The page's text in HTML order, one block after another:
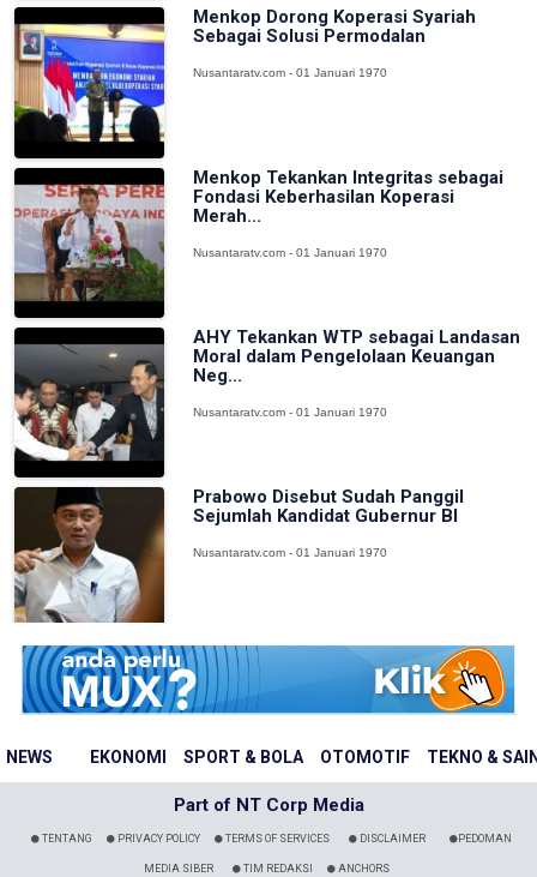
NEWS EKONOMI SPORT & BOLA OTOMOTIF TEKNO &
Menkop Dorong Koperasi Syariah
Sebagai Solusi Permodalan
Nusantaratv.com - 01 Januari 1970
Menkop Tekankan Integritas sebagai
Fondasi Keberhasilan Koperasi
Merah...
Nusantaratv.com - 01 Januari 1970
AHY Tekankan WTP sebagai Landasan
Moral dalam Pengelolaan Keuangan
Neg...
Nusantaratv.com - 01 Januari 1970
Prabowo Disebut Sudah Panggil
Sejumlah Kandidat Gubernur BI
Nusantaratv.com - 01 Januari 1970
Part of NT Corp Media
TENTANG PRIVACY POLICY TERMS OF SERVICES DISCLAIMER PEDOMAN
MEDIA SIBER TIM REDAKSI ANCHORS